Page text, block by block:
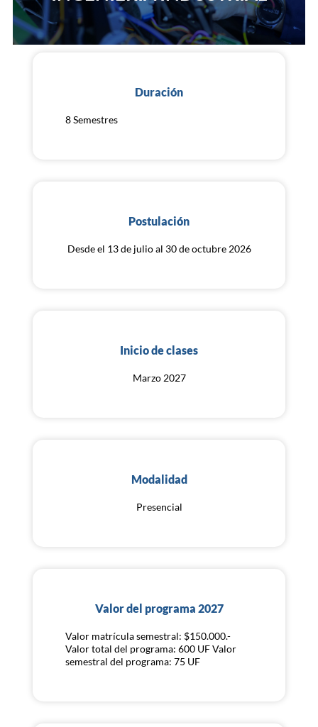
Duración
8 Semestres
Postulación
Desde el 13 de julio al 30 de octubre 2026
Inicio de clases
Marzo 2027
Modalidad
Presencial
Valor del programa 2027
Valor matrícula semestral: $150.000.-
Valor total del programa: 600 UF Valor
semestral del programa: 75 UF